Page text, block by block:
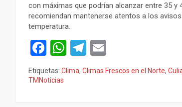
con máximas que podrían alcanzar entre 35
recomiendan mantenerse atentos a los
temperatura.
F
a
ce
W
h
at
T
el
e
m
ail
Etiquetas: Clima, Climas Frescos en el Norte,
TMNoticias